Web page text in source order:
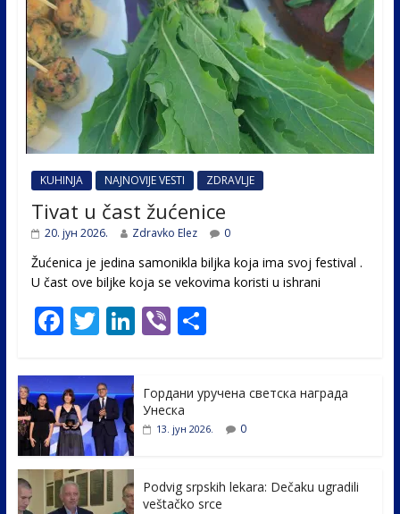
KUHINJA NAJNOVIJE VESTI ZDRAVLJE
Tivat u čast žućenice
20. јун 2026. Zdravko Elez 0
Žućenica je jedina samonikla biljka koja ima svoj festival .
U čast ovе biljke koja se vekovima koristi u ishrani
F
e
b
o
o
k
T
itt
er
Li
e
dI
Vi S
e
Гордани уручена светска награда
Унеска
13. јун 2026. 0
Podvig srpskih lekara: Dečaku ugradili
veštačko srce